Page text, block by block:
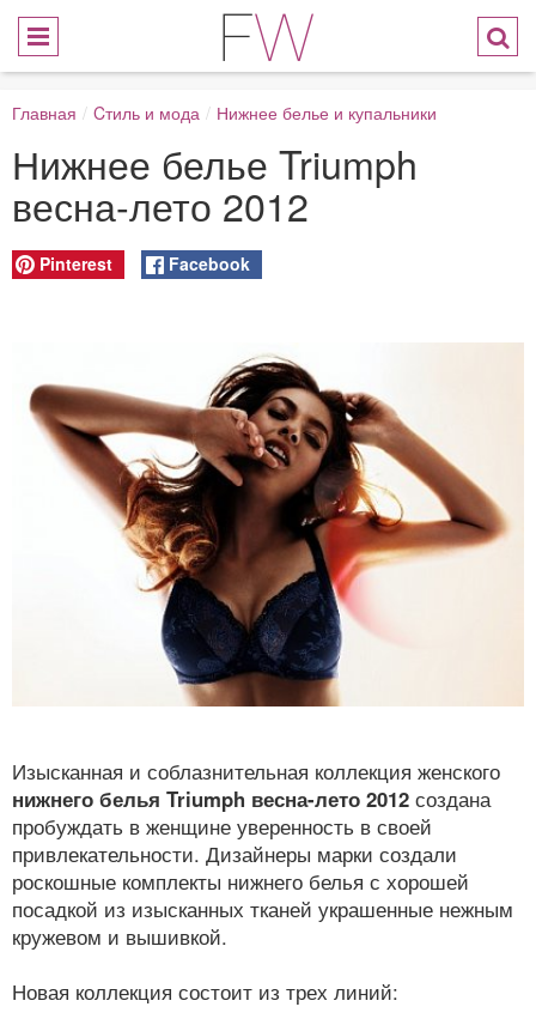
Главная / Cтиль и мода / Нижнее белье и купальники
Нижнее белье Triumph
весна-лето 2012
Pinterest Facebook
Изысканная и соблазнительная коллекция женского
нижнего белья Triumph весна-лето 2012 создана
пробуждать в женщине уверенность в своей
привлекательности. Дизайнеры марки создали
роскошные комплекты нижнего белья с хорошей
посадкой из изысканных тканей украшенные нежным
кружевом и вышивкой.
Новая коллекция состоит из трех линий: